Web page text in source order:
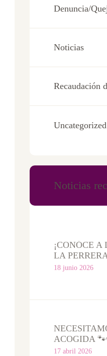
Denuncia/
Noticias
Recaudación
Uncategorized
Noticias
¡CONÓCE
LA
18 junio 2026
ACOGIDA
17 abril 2026